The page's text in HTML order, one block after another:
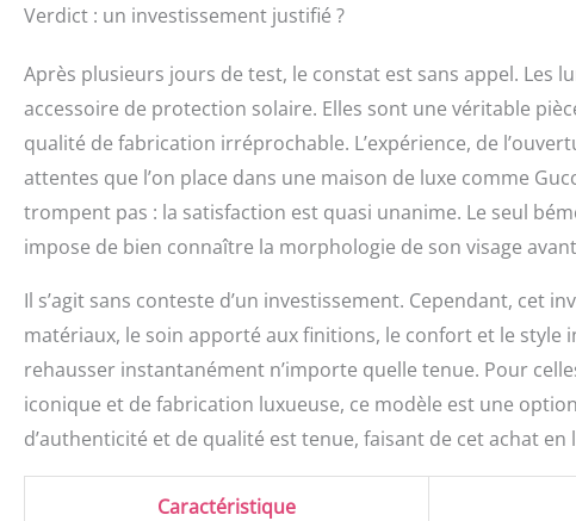
Verdict : un investissement justifié ?
Après plusieurs jours de test, le constat est sans appel. Les
accessoire de protection solaire. Elles sont une véritable
qualité de fabrication irréprochable. L’expérience, de
attentes que l’on place dans une maison de luxe comme
trompent pas : la satisfaction est quasi unanime. Le seul
impose de bien connaître la morphologie de son visage
Il s’agit sans conteste d’un investissement. Cependant, cet
matériaux, le soin apporté aux finitions, le confort et le style
rehausser instantanément n’importe quelle tenue. Pour
iconique et de fabrication luxueuse, ce modèle est une
d’authenticité et de qualité est tenue, faisant de cet achat
Caractéristique